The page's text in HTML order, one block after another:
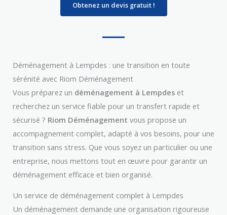
Obtenez un devis gratuit !
Déménagement à Lempdes : une transition en toute
sérénité avec Riom Déménagement
Vous préparez un déménagement à Lempdes et
recherchez un service fiable pour un transfert rapide et
sécurisé ? Riom Déménagement vous propose un
accompagnement complet, adapté à vos besoins, pour une
transition sans stress. Que vous soyez un particulier ou une
entreprise, nous mettons tout en œuvre pour garantir un
déménagement efficace et bien organisé.
Un service de déménagement complet à Lempdes
Un déménagement demande une organisation rigoureuse